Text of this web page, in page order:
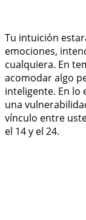
Tu intuición
emociones,
cualquiera. En
acomodar algo
inteligente. En
una
vínculo entre
el 14 y el 24.